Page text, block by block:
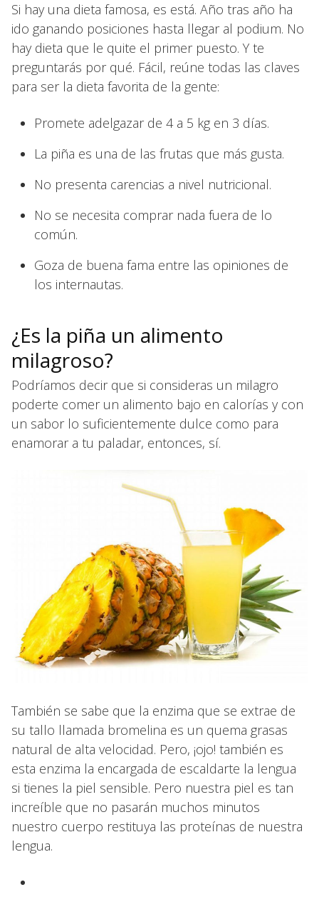
Si hay una dieta famosa, es está. Año tras año ha
ido ganando posiciones hasta llegar al podium. No
hay dieta que le quite el primer puesto. Y te
preguntarás por qué. Fácil, reúne todas las claves
para ser la dieta favorita de la gente:
Promete adelgazar de 4 a 5 kg en 3 días.
La piña es una de las frutas que más gusta.
No presenta carencias a nivel nutricional.
No se necesita comprar nada fuera de lo
común.
Goza de buena fama entre las opiniones de
los internautas.
¿Es la piña un alimento
milagroso?
Podríamos decir que si consideras un milagro
poderte comer un alimento bajo en calorías y con
un sabor lo suficientemente dulce como para
enamorar a tu paladar, entonces, sí.
También se sabe que la enzima que se extrae de
su tallo llamada bromelina es un quema grasas
natural de alta velocidad. Pero, ¡ojo! también es
esta enzima la encargada de escaldarte la lengua
si tienes la piel sensible. Pero nuestra piel es tan
increíble que no pasarán muchos minutos
nuestro cuerpo restituya las proteínas de nuestra
lengua.